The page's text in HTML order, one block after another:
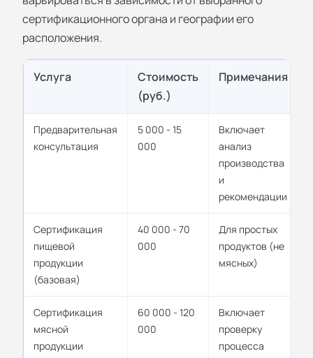
сертификационного органа и географии его
расположения.
Услуга
Стоимость
(руб.)
Примечания
Предварительная
консультация
5 000 - 15
000
Включает
анализ
производства
и
рекомендации
Сертификация
пищевой
продукции
(базовая)
40 000 - 70
000
Для простых
продуктов (не
мясных)
Сертификация
мясной
продукции
60 000 - 120
000
Включает
проверку
процесса